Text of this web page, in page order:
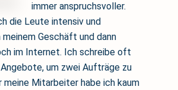
immer anspruchsvoller.
die Leute intensiv und
Geschäft und dann
im Internet. Ich schreibe oft
um zwei Aufträge zu
meine Mitarbeiter habe ich kaum